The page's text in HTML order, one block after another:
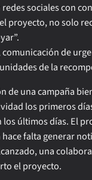
sociales con
proyecto, no solo
de
de la
de una campaña
los primeros
últimos días. El
falta generar
una
el proyecto.